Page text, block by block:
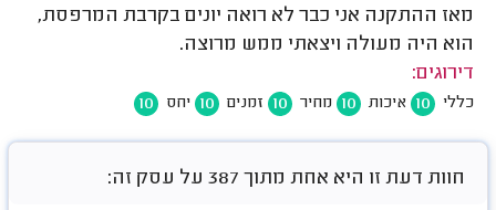
מאז ההתקנה אני כבר לא רואה יונים בקרבת המרפסת,
הוא היה מעולה ויצאתי ממש מרוצה.
דירוגים:
כללי 10 איכות 10 מחיר 10 זמנים 10 יחס 10
חוות דעת זו היא אחת מתוך 387 על עסק זה: